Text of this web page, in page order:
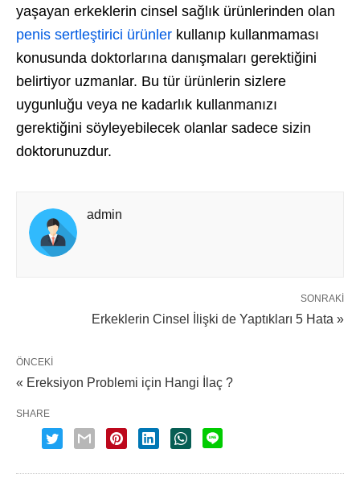
yaşayan erkeklerin cinsel sağlık ürünlerinden olan
penis sertleştirici ürünler kullanıp kullanmaması
konusunda doktorlarına danışmaları gerektiğini
belirtiyor uzmanlar. Bu tür ürünlerin sizlere
uygunluğu veya ne kadarlık kullanmanızı
gerektiğini söyleyebilecek olanlar sadece sizin
doktorunuzdur.
admin
SONRAKI
Erkeklerin Cinsel İlişki de Yaptıkları 5 Hata »
ÖNCEKI
« Ereksiyon Problemi için Hangi İlaç ?
SHARE